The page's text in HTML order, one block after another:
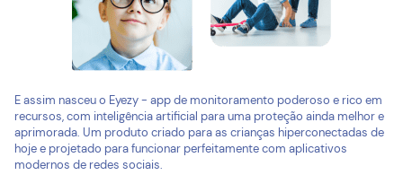
E assim nasceu o Eyezy - app de monitoramento poderoso e rico em
recursos, com inteligência artificial para uma proteção ainda melhor e
aprimorada. Um produto criado para as crianças hiperconectadas de
hoje e projetado para funcionar perfeitamente com aplicativos
modernos de redes sociais.